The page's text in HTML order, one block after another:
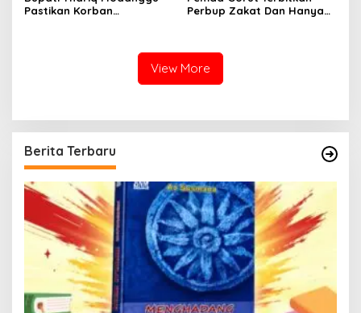
Pastikan Korban
Perbup Zakat Dan Hanya
View More
Berita Terbaru